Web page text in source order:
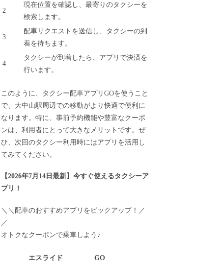
2
現在位置を確認し、最寄りのタクシーを
検索します。
3
配車リクエストを送信し、タクシーの到
着を待ちます。
4
タクシーが到着したら、アプリで決済を
行います。
このように、タクシー配車アプリGOを使うこと
で、大中山駅周辺での移動がより快適で便利に
なります。特に、事前予約機能や豊富なクーポ
ンは、利用者にとって大きなメリットです。ぜ
ひ、次回のタクシー利用時にはアプリを活用し
てみてください。
【2026年7月14日最新】今すぐ使えるタクシーア
プリ！
＼＼配車のおすすめアプリをピックアップ！／
／
オトクなクーポンで乗車しよう♪
エスライド
GO